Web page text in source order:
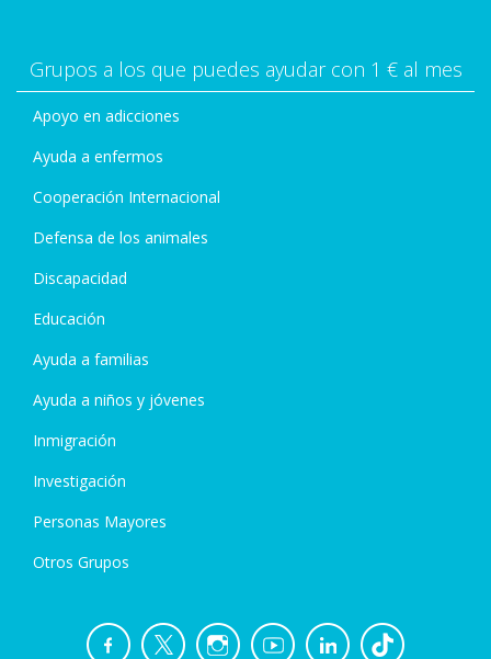
Grupos a los que puedes ayudar con 1 € al mes
Apoyo en adicciones
Ayuda a enfermos
Cooperación Internacional
Defensa de los animales
Discapacidad
Educación
Ayuda a familias
Ayuda a niños y jóvenes
Inmigración
Investigación
Personas Mayores
Otros Grupos